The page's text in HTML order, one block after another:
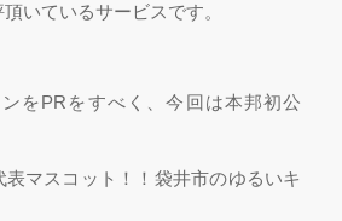
いているサービスです。
をPRをすべく、今回は本邦初公
表マスコット！！袋井市のゆるいキ